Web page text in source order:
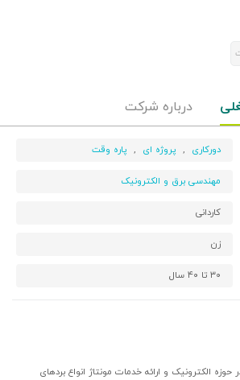
درباره شرکت
دورکاری , پروژه ای , پاره وقت
مهندسی برق و الکترونیک
کاردانی
زن
۳۰ تا ۴۰ سال
الکترونیک و ارائه خدمات مونتاژ انواع بردهای